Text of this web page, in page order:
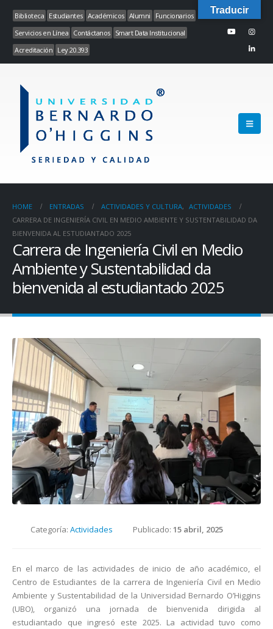
Biblioteca Estudiantes Académicos Alumni
Funcionarios
Servicios en Línea Contáctanos
Smart Data Institucional
Acreditación Ley 20.393
HOME ENTRADAS ACTIVIDADES Y CULTURA, ACTIVIDADES
CARRERA DE INGENIERÍA CIVIL EN MEDIO AMBIENTE Y SUSTENTABILIDAD DA
BIENVENIDA AL ESTUDIANTADO 2025
Carrera de Ingeniería Civil en Medio
Ambiente y Sustentabilidad da
bienvenida al estudiantado 2025
Categoría: Actividades Publicado: 15 abril, 2025
En el marco de las actividades de inicio de año académico, el
Centro de Estudiantes de la carrera de Ingeniería Civil en Medio
Ambiente y Sustentabilidad de la Universidad Bernardo O’Higgins
(UBO), organizó una jornada de bienvenida dirigida al
estudiantado que ingresó este 2025. La actividad tuvo como
Traducir